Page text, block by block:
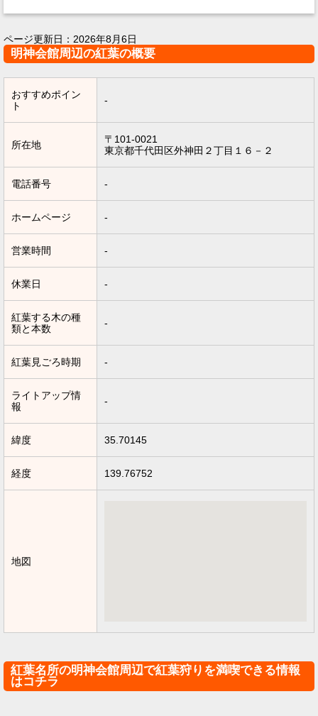
ページ更新日： 2026年8月6日
明神会館周辺の紅葉の概要
おすすめポイン
ト
-
所在地
〒101-0021
東京都千代田区外神田２丁目１６－２
電話番号 -
ホームページ -
営業時間 -
休業日 -
紅葉する木の種
類と本数
-
紅葉見ごろ時期 -
ライトアップ情
報
-
緯度 35.70145
経度 139.76752
地図
紅葉名所の明神会館周辺で紅葉狩りを満喫できる情報
はコチラ